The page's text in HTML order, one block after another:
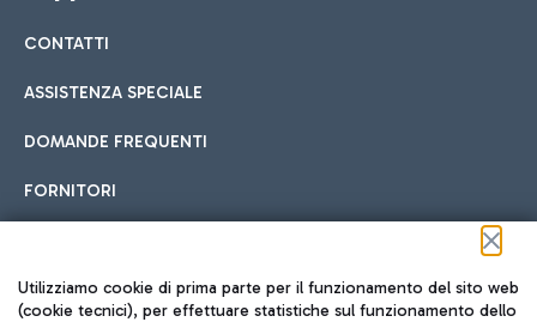
Cucina Internazionale
Hotel in aeroporto
Scegli l'alloggio più adatto e approfitta della vicinanza
all'aeroporto.
Car sharing
Con il Car Sharing è ancora più facile spostarsi
CONTATTI
ASSISTENZA SPECIALE
DOMANDE FREQUENTI
FORNITORI
Seguici sui social
Utilizziamo cookie di prima parte per il funzionamento del sito web
(cookie tecnici), per effettuare statistiche sul funzionamento dello